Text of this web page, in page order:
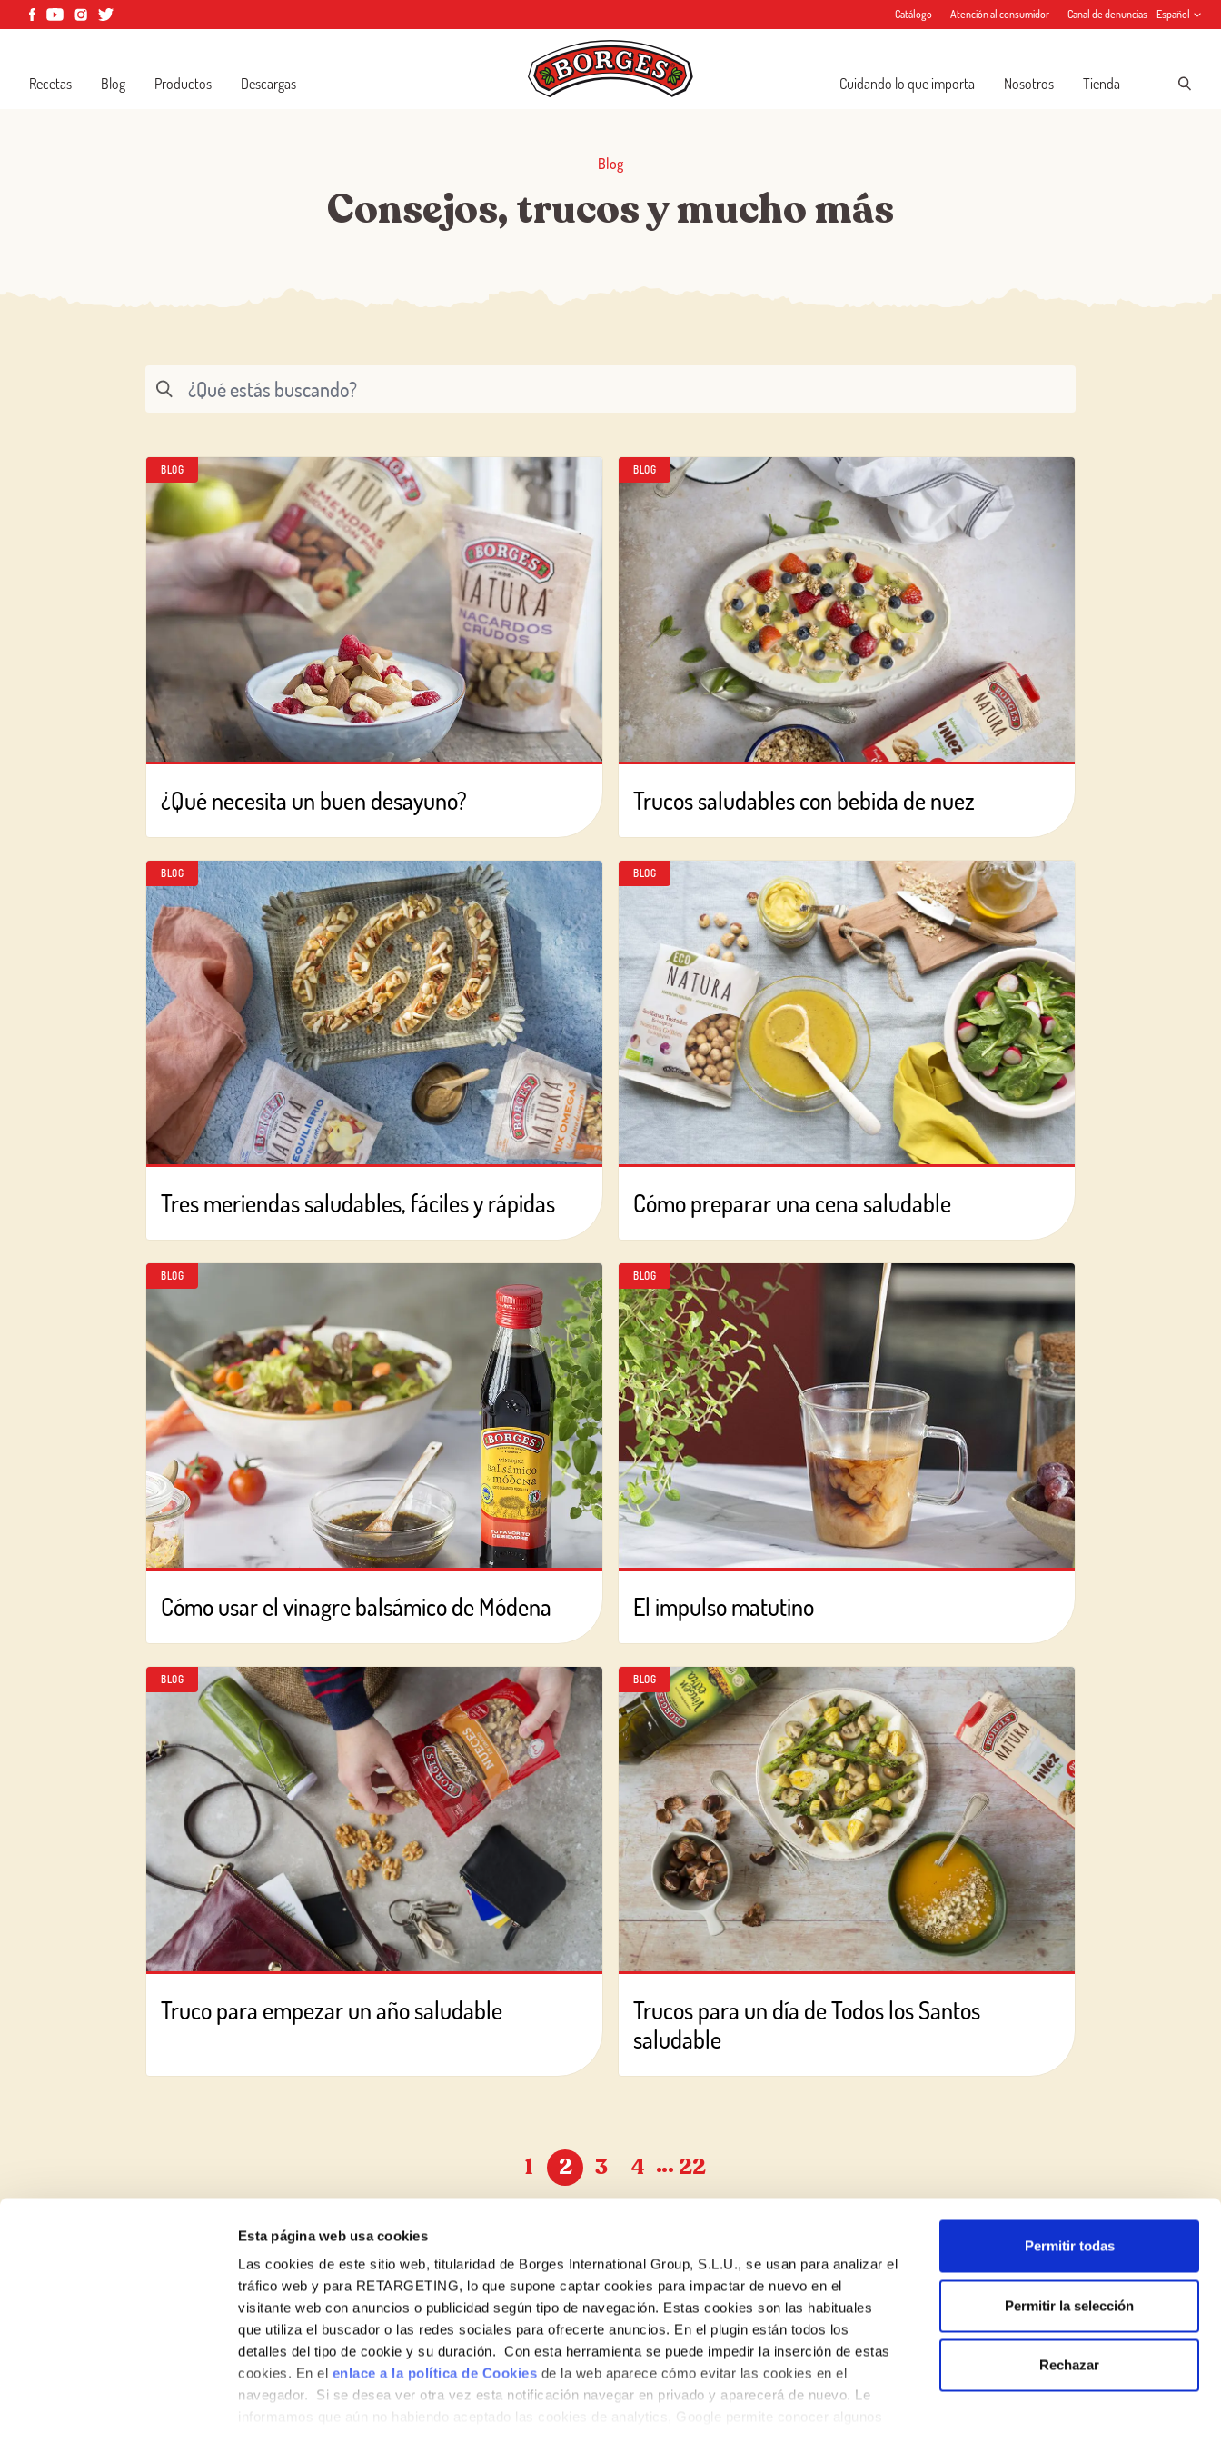
Esta página web usa cookies
Las cookies de este sitio web, titularidad de Borges International Group, S.L.U., se usan para analizar el
tráfico web y para RETARGETING, lo que supone captar cookies para impactar de nuevo en el
visitante web con anuncios o publicidad según tipo de navegación. Estas cookies son las habituales
que utiliza el buscador o las redes sociales para ofrecerte anuncios. En el plugin están todos los
detalles del tipo de cookie y su duración. Con esta herramienta se puede impedir la inserción de estas
cookies. En el enlace a la política de Cookies de la web aparece cómo evitar las cookies en el
navegador. Si se desea ver otra vez esta notificación navegar en privado y aparecerá de nuevo. Le
informamos que aún no habiendo aceptado las cookies de analytics, Google permite conocer algunos
Permitir todas
Permitir la selección
Rechazar
Catálogo Atención al consumidor Canal de denuncias Español
Recetas Blog Productos Descargas Cuidando lo que importa Nosotros Tienda
Blog
Consejos, trucos y mucho más
BLOG
¿Qué necesita un buen desayuno?
BLOG
Trucos saludables con bebida de nuez
BLOG
Tres meriendas saludables, fáciles y rápidas
BLOG
Cómo preparar una cena saludable
BLOG
Cómo usar el vinagre balsámico de Módena
BLOG
El impulso matutino
BLOG
Truco para empezar un año saludable
BLOG
Trucos para un día de Todos los Santos
saludable
1 2 3 4 … 22
¿Quieres conocer todas nuestras novedades?
Suscríbete a la newsletter de Borges
Newsletter
Política de privacidad
Aviso legal
Log in with Google
Iniciar sesión con Facebook
Correo electrónico
Iniciar sesión
¿Aún no estás ya registrado en el Club Borges?Regístrate aquí.